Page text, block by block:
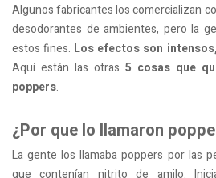
Algunos fabricantes los comercializan
desodorantes de ambientes, pero la
estos fines. Los efectos son
Aquí están las otras 5 cosas que
poppers.
¿Por que lo llamaron
La gente los llamaba poppers por las
que contenían nitrito de amilo.